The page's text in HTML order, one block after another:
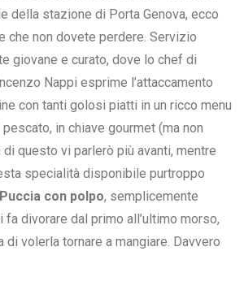
della stazione di Porta Genova, ecco
che non dovete perdere. Servizio
giovane e curato, dove lo chef di
Nappi esprime l’attaccamento
con tanti golosi piatti in un ricco menu
in chiave gourmet (ma non
questo vi parlerò più avanti, mentre
specialità disponibile purtroppo
Puccia con polpo, semplicemente
divorare dal primo all’ultimo morso,
di volerla tornare a mangiare. Davvero